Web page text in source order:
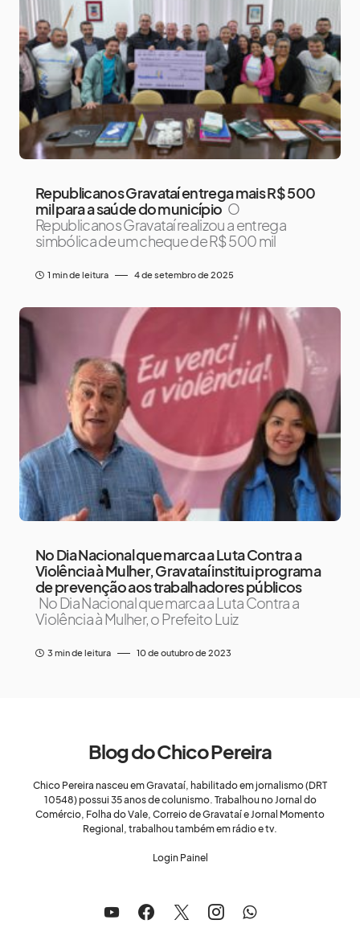
Republicanos Gravataí entrega mais R$ 500
mil para a saúde do município O
Republicanos Gravataí realizou a entrega
simbólica de um cheque de R$ 500 mil
1 min de leitura 4 de setembro de 2025
No Dia Nacional que marca a Luta Contra a
Violência à Mulher, Gravataí institui programa
de prevenção aos trabalhadores públicos
No Dia Nacional que marca a Luta Contra a
Violência à Mulher, o Prefeito Luiz
3 min de leitura 10 de outubro de 2023
Blog do Chico Pereira
Chico Pereira nasceu em Gravataí, habilitado em jornalismo (DRT
10548) possui 35 anos de colunismo. Trabalhou no Jornal do
Comércio, Folha do Vale, Correio de Gravataí e Jornal Momento
Regional, trabalhou também em rádio e tv.
Login Painel